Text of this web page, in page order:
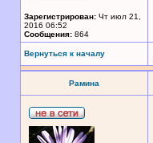
Зарегистрирован: Чт июл 21,
2016 06:52
Сообщения: 864
Вернуться к началу
Рамина